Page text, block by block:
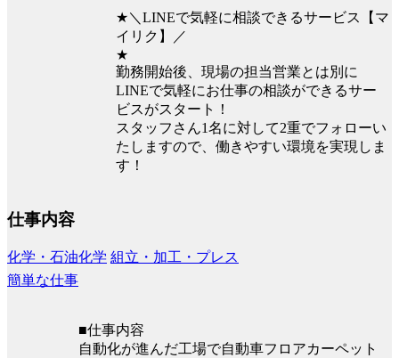
★＼LINEで気軽に相談できるサービス【マ
イリク】／
★
勤務開始後、現場の担当営業とは別に
LINEで気軽にお仕事の相談ができるサー
ビスがスタート！
スタッフさん1名に対して2重でフォローい
たしますので、働きやすい環境を実現しま
す！
仕事内容
化学・石油化学 組立・加工・プレス
簡単な仕事
■仕事内容
自動化が進んだ工場で自動車フロアカーペット